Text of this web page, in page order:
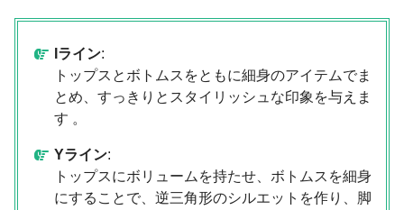
Iライン:
トップスとボトムスをともに細身のアイテムでま
とめ、すっきりとスタイリッシュな印象を与えま
す 。
Yライン:
トップスにボリュームを持たせ、ボトムスを細身
にすることで、逆三角形のシルエットを作り、脚